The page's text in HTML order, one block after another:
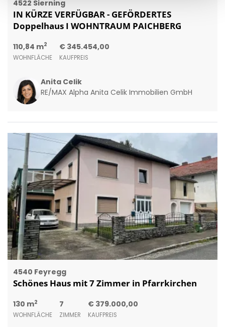
4522 Sierning
IN KÜRZE VERFÜGBAR - GEFÖRDERTES
Doppelhaus I WOHNTRAUM PAICHBERG
110,84 m2
WOHNFLÄCHE
€ 345.454,00
KAUFPREIS
Anita Celik
RE/MAX Alpha Anita Celik Immobilien GmbH
4540 Feyregg
Schönes Haus mit 7 Zimmer in Pfarrkirchen
130 m2
WOHNFLÄCHE
7
ZIMMER
€ 379.000,00
KAUFPREIS